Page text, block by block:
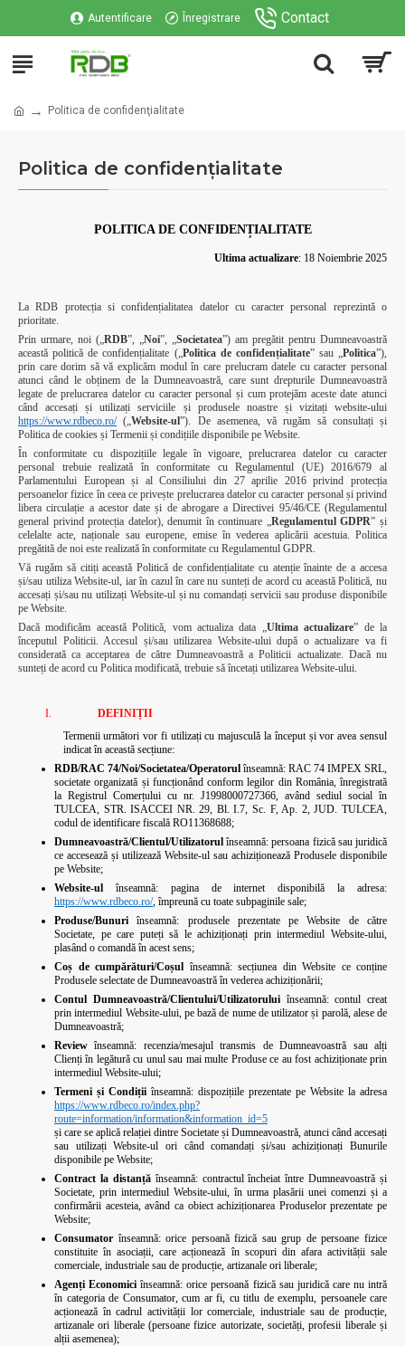
Autentificare Înregistrare Contact
Politica de confidenţialitate
Politica de confidenţialitate
POLITICA DE CONFIDENȚIALITATE
Ultima actualizare: 18 Noiembrie 2025
La RDB protecția si confidențialitatea datelor cu caracter personal reprezintă o
prioritate.
Prin urmare, noi („RDB”, „Noi”, „Societatea”) am pregătit pentru Dumneavoastră
această politică de confidențialitate („Politica de confidențialitate” sau „Politica”),
prin care dorim să vă explicăm modul în care prelucram datele cu caracter personal
atunci când le obținem de la Dumneavoastră, care sunt drepturile Dumneavoastră
legate de prelucrarea datelor cu caracter personal și cum protejăm aceste date atunci
când accesați și utilizați serviciile și produsele noastre și vizitați website-ului
https://www.rdbeco.ro/(„Website-ul”). De asemenea, vă rugăm să consultați și
Politica de cookies și Termenii și condițiile disponibile pe Website.
În conformitate cu dispozițiile legale în vigoare, prelucrarea datelor cu caracter
personal trebuie realizată în conformitate cu Regulamentul (UE) 2016/679 al
Parlamentului European și al Consiliului din 27 aprilie 2016 privind protecția
persoanelor fizice în ceea ce privește prelucrarea datelor cu caracter personal și privind
libera circulație a acestor date și de abrogare a Directivei 95/46/CE (Regulamentul
general privind protecția datelor), denumit în continuare „Regulamentul GDPR” și
celelalte acte, naționale sau europene, emise în vederea aplicării acestuia. Politica
pregătită de noi este realizată în conformitate cu Regulamentul GDPR.
Vă rugăm să citiți această Politică de confidențialitate cu atenție înainte de a accesa
și/sau utiliza Website-ul, iar în cazul în care nu sunteți de acord cu această Politică, nu
accesați și/sau nu utilizați Website-ul și nu comandați servicii sau produse disponibile
pe Website.
Dacă modificăm această Politică, vom actualiza data „Ultima actualizare” de la
începutul Politicii. Accesul și/sau utilizarea Website-ului după o actualizare va fi
considerată ca acceptarea de către Dumneavoastră a Politicii actualizate. Dacă nu
sunteți de acord cu Politica modificată, trebuie să încetați utilizarea Website-ului.
DEFINIȚII
Termenii următori vor fi utilizați cu majusculă la început și vor avea sensul
indicat în această secțiune:
RDB/RAC 74/Noi/Societatea/Operatorul înseamnă: RAC 74 IMPEX SRL,
societate organizată și funcționând conform legilor din România, înregistrată
la Registrul Comerțului cu nr. J1998000727366, având sediul social în
TULCEA, STR. ISACCEI NR. 29, Bl. I.7, Sc. F, Ap. 2, JUD. TULCEA,
codul de identificare fiscală RO11368688;
Dumneavoastră/Clientul/Utilizatorul înseamnă: persoana fizică sau juridică
ce accesează și utilizează Website-ul sau achiziționează Produsele disponibile
pe Website;
Website-ul înseamnă: pagina de internet disponibilă la adresa:
https://www.rdbeco.ro/, împreună cu toate subpaginile sale;
Produse/Bunuri înseamnă: produsele prezentate pe Website de către
Societate, pe care puteți să le achiziționați prin intermediul Website-ului,
plasând o comandă în acest sens;
Coș de cumpărături/Coșul înseamnă: secțiunea din Website ce conține
Produsele selectate de Dumneavoastră în vederea achiziționării;
Contul Dumneavoastră/Clientului/Utilizatoruluiînseamnă: contul creat
prin intermediul Website-ului, pe bază de nume de utilizator și parolă, alese de
Dumneavoastră;
Review înseamnă: recenzia/mesajul transmis de Dumneavoastră sau alți
Clienți în legătură cu unul sau mai multe Produse ce au fost achiziționate prin
intermediul Website-ului;
Termeni și Condiții înseamnă: dispozițiile prezentate pe Website la adresa
https://www.rdbeco.ro/index.php?
route=information/information&information_id=5
și care se aplică relației dintre Societate și Dumneavoastră, atunci când accesați
sau utilizați Website-ul ori când comandați și/sau achiziționați Bunurile
disponibile pe Website;
Contract la distanță înseamnă: contractul încheiat între Dumneavoastră și
Societate, prin intermediul Website-ului, în urma plasării unei comenzi și a
confirmării acesteia, având ca obiect achiziționarea Produselor prezentate pe
Website;
Consumator înseamnă: orice persoană fizică sau grup de persoane fizice
constituite în asociații, care acționează în scopuri din afara activității sale
comerciale, industriale sau de producție, artizanale ori liberale;
Agenți Economici înseamnă: orice persoană fizică sau juridică care nu intră
în categoria de Consumator, cum ar fi, cu titlu de exemplu, persoanele care
acționează în cadrul activității lor comerciale, industriale sau de producție,
artizanale ori liberale (persoane fizice autorizate, societăți, profesii liberale și
alții asemenea);